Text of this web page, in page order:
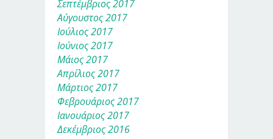
Σεπτέμβριος 2017
Αύγουστος 2017
Ιούλιος 2017
Ιούνιος 2017
Μάιος 2017
Απρίλιος 2017
Μάρτιος 2017
Φεβρουάριος 2017
Ιανουάριος 2017
Δεκέμβριος 2016